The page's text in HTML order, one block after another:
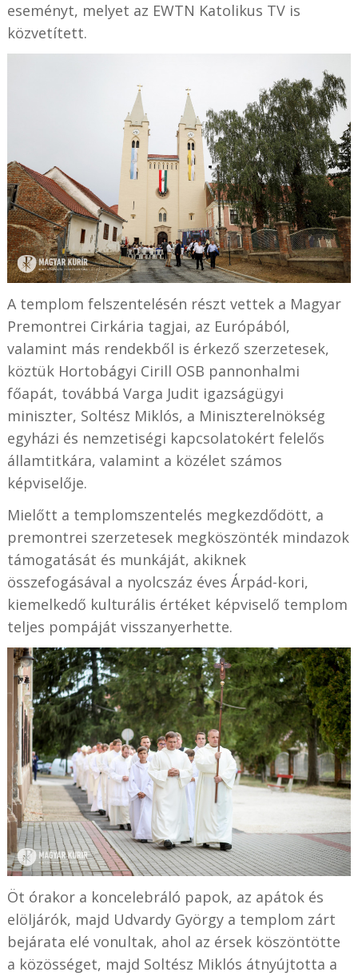
eseményt, melyet az EWTN Katolikus TV is
közvetített.
A templom felszentelésén részt vettek a Magyar
Premontrei Cirkária tagjai, az Európából,
valamint más rendekből is érkező szerzetesek,
köztük Hortobágyi Cirill OSB pannonhalmi
főapát, továbbá Varga Judit igazságügyi
miniszter, Soltész Miklós, a Miniszterelnökség
egyházi és nemzetiségi kapcsolatokért felelős
államtitkára, valamint a közélet számos
képviselője.
Mielőtt a templomszentelés megkezdődött, a
premontrei szerzetesek megköszönték mindazok
támogatását és munkáját, akiknek
összefogásával a nyolcszáz éves Árpád-kori,
kiemelkedő kulturális értéket képviselő templom
teljes pompáját visszanyerhette.
Öt órakor a koncelebráló papok, az apátok és
elöljárók, majd Udvardy György a templom zárt
bejárata elé vonultak, ahol az érsek köszöntötte
a közösséget, majd Soltész Miklós átnyújtotta a